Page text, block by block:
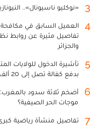
3 «نوكليو ناسيونال»..
4
العميل السابق في
تفاصيل مثيرة عن روابط
والجزائر
5
بدفع كفالة تصل إلى 20 ألف دولار
6
أضخم ثلاثة سدود
موجات الحر الصيفية؟
7 تفاصيل منشأة رياضية كبرى